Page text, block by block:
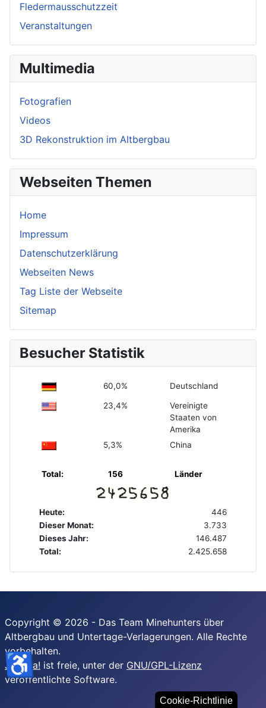
Cookie-Richtlinie
Fledermausschutzzeit
Veranstaltungen
Multimedia
Fotografien
Videos
3D Rekonstruktion im Altbergbau
Webseiten Themen
Home
Impressum
Datenschutzerklärung
Webseiten News
Tag Liste der Webseite
Sitemap
Besucher Statistik
60,0% Deutschland
23,4%
Vereinigte
Staaten von
Amerika
5,3%
China
Total: 156 Länder
Heute:
446
Dieser Monat:
3.733
Dieses Jahr:
146.487
Total:
2.425.658
Copyright © 2026 - Das Team Minehunters über
Altbergbau und Untertage-Verlagerungen. Alle Rechte
vorbehalten.
Joomla! ist freie, unter der GNU/GPL-Lizenz
veröffentlichte Software.